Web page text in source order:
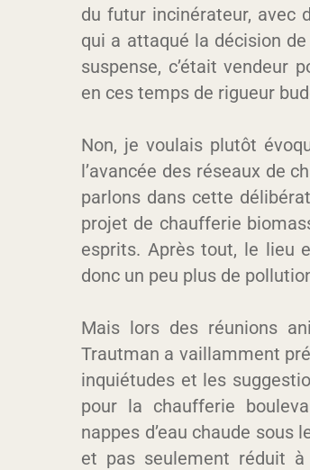
du futur incinérateur, avec
qui a attaqué la décision
suspense, c’était vendeur
en ces temps de rigueur
Non, je voulais plutôt
l’avancée des réseaux de
parlons dans cette
projet de chaufferie
esprits. Après tout, le lieu
donc un peu plus de
Mais lors des réunions
Trautman a vaillamment
inquiétudes et les
pour la chaufferie
nappes d’eau chaude
et pas seulement réduit